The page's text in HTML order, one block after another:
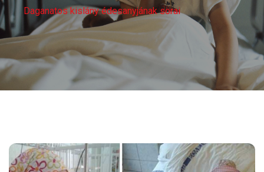
Daganatos kislány édesanyjának sorai